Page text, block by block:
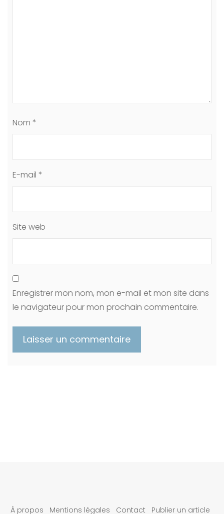
Nom *
E-mail *
Site web
Enregistrer mon nom, mon e-mail et mon site dans
le navigateur pour mon prochain commentaire.
À propos Mentions légales Contact Publier un article